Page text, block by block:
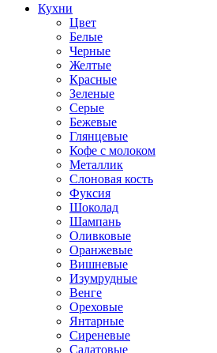
Кухни
Цвет
Белые
Черные
Желтые
Красные
Зеленые
Серые
Бежевые
Глянцевые
Кофе с молоком
Металлик
Слоновая кость
Фуксия
Шоколад
Шампань
Оливковые
Оранжевые
Вишневые
Изумрудные
Венге
Ореховые
Янтарные
Сиреневые
Салатовые